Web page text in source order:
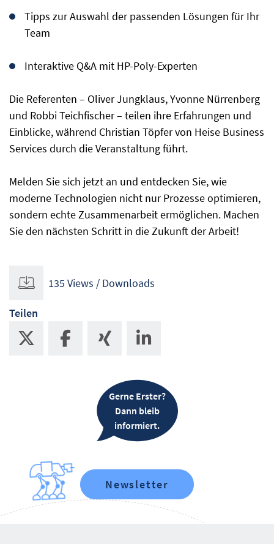
Tipps zur Auswahl der passenden Lösungen für Ihr
Team
Interaktive Q&A mit HP-Poly-Experten
Die Referenten – Oliver Jungklaus, Yvonne Nürrenberg
und Robbi Teichfischer – teilen ihre Erfahrungen und
Einblicke, während Christian Töpfer von Heise Business
Services durch die Veranstaltung führt.
Melden Sie sich jetzt an und entdecken Sie, wie
moderne Technologien nicht nur Prozesse optimieren,
sondern echte Zusammenarbeit ermöglichen. Machen
Sie den nächsten Schritt in die Zukunft der Arbeit!
135 Views / Downloads
Teilen
Gerne Erster?
Dann bleib
informiert.
Newsletter